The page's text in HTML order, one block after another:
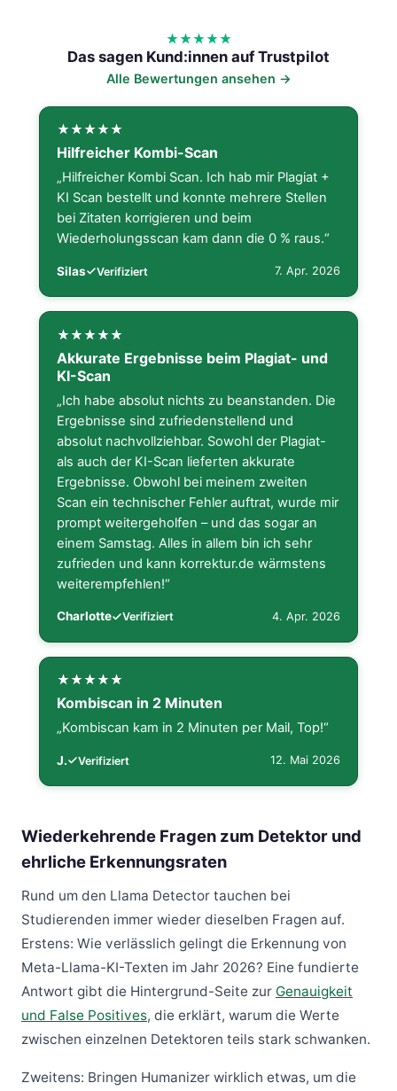
Das sagen Kund:innen auf Trustpilot
Alle Bewertungen ansehen →
Hilfreicher Kombi-Scan
„Hilfreicher Kombi Scan. Ich hab mir Plagiat +
KI Scan bestellt und konnte mehrere Stellen
bei Zitaten korrigieren und beim
Wiederholungsscan kam dann die 0 % raus.“
Silas Verifiziert 7. Apr. 2026
Akkurate Ergebnisse beim Plagiat- und
KI-Scan
„Ich habe absolut nichts zu beanstanden. Die
Ergebnisse sind zufriedenstellend und
absolut nachvollziehbar. Sowohl der Plagiat-
als auch der KI-Scan lieferten akkurate
Ergebnisse. Obwohl bei meinem zweiten
Scan ein technischer Fehler auftrat, wurde mir
prompt weitergeholfen – und das sogar an
einem Samstag. Alles in allem bin ich sehr
zufrieden und kann korrektur.de wärmstens
weiterempfehlen!“
Charlotte Verifiziert 4. Apr. 2026
Kombiscan in 2 Minuten
„Kombiscan kam in 2 Minuten per Mail, Top!“
J. Verifiziert 12. Mai 2026
Wiederkehrende Fragen zum Detektor und
ehrliche Erkennungsraten
Rund um den Llama Detector tauchen bei
Studierenden immer wieder dieselben Fragen auf.
Erstens: Wie verlässlich gelingt die Erkennung von
Meta-Llama-KI-Texten im Jahr 2026? Eine fundierte
Antwort gibt die Hintergrund-Seite zur Genauigkeit
und False Positives, die erklärt, warum die Werte
zwischen einzelnen Detektoren teils stark schwanken.
Zweitens: Bringen Humanizer wirklich etwas, um die